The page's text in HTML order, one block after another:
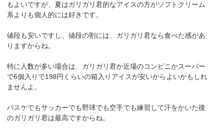
もよいですが、夏はガリガリ君的なアイスの方がソフトクリーム
系よりも個人的には好きです。
値段も安いですし、値段の割には、ガリガリ君なら食べた感があ
りますからね。
特に人数が多い場合は、ガリガリ君か近場のコンビニかスーパー
で6個入りで198円くらいの箱入りアイスが安いからよいかもしれ
ませんよ。
バスケでもサッカーでも野球でも空手でも練習して汗をかいた後
のガリガリ君は最高ですからね。